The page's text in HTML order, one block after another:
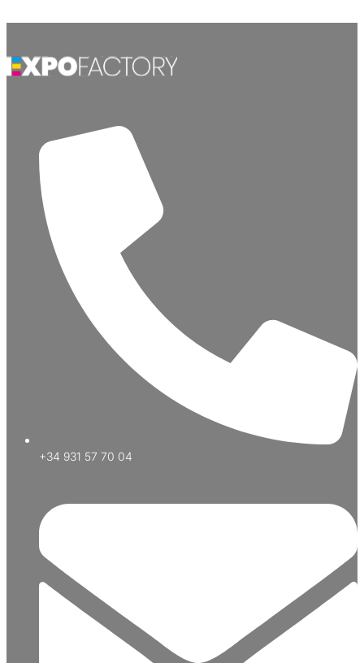
+34 931 57 70 04